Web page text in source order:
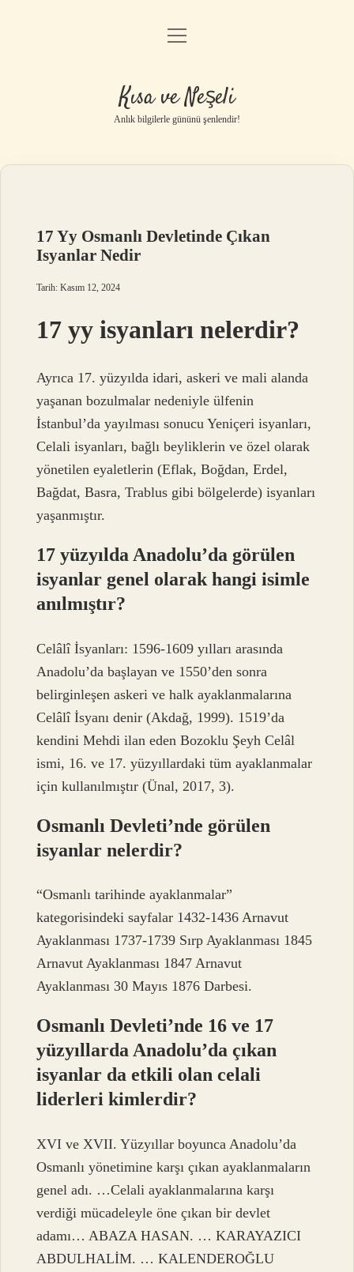
Anasayfa
Yasal Uyarı
menüyü
Kısa ve Neşeli
Anlık bilgilerle gününü şenlendir!
17 Yy Osmanlı Devletinde Çıkan
Isyanlar Nedir
Tarih: Kasım 12, 2024
17 yy isyanları nelerdir?
Ayrıca 17. yüzyılda idari, askeri ve mali alanda
yaşanan bozulmalar nedeniyle ülfenin
İstanbul’da yayılması sonucu Yeniçeri isyanları,
Celali isyanları, bağlı beyliklerin ve özel olarak
yönetilen eyaletlerin (Eflak, Boğdan, Erdel,
Bağdat, Basra, Trablus gibi bölgelerde) isyanları
yaşanmıştır.
17 yüzyılda Anadolu’da görülen
isyanlar genel olarak hangi isimle
anılmıştır?
Celâlî İsyanları: 1596-1609 yılları arasında
Anadolu’da başlayan ve 1550’den sonra
belirginleşen askeri ve halk ayaklanmalarına
Celâlî İsyanı denir (Akdağ, 1999). 1519’da
kendini Mehdi ilan eden Bozoklu Şeyh Celâl
ismi, 16. ve 17. yüzyıllardaki tüm ayaklanmalar
için kullanılmıştır (Ünal, 2017, 3).
Osmanlı Devleti’nde görülen
isyanlar nelerdir?
“Osmanlı tarihinde ayaklanmalar”
kategorisindeki sayfalar 1432-1436 Arnavut
Ayaklanması 1737-1739 Sırp Ayaklanması 1845
Arnavut Ayaklanması 1847 Arnavut
Ayaklanması 30 Mayıs 1876 Darbesi.
Osmanlı Devleti’nde 16 ve 17
yüzyıllarda Anadolu’da çıkan
isyanlar da etkili olan celali
liderleri kimlerdir?
XVI ve XVII. Yüzyıllar boyunca Anadolu’da
Osmanlı yönetimine karşı çıkan ayaklanmaların
genel adı. …Celali ayaklanmalarına karşı
verdiği mücadeleyle öne çıkan bir devlet
adamı… ABAZA HASAN. … KARAYAZICI
ABDULHALİM. … KALENDEROĞLU